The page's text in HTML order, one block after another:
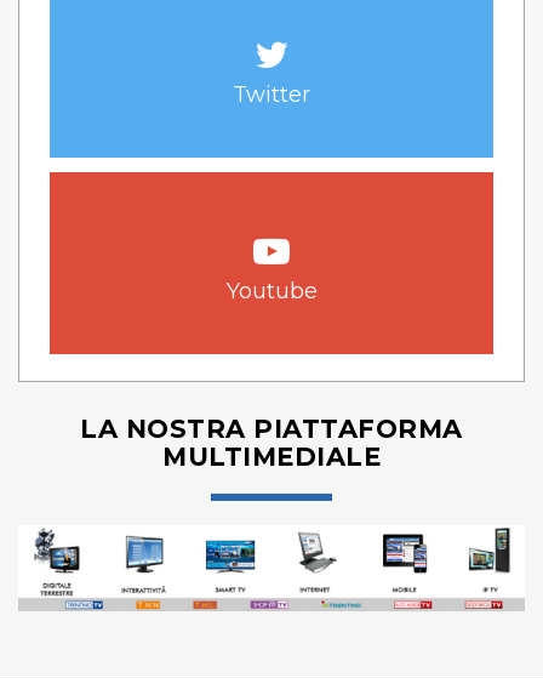
Twitter
Youtube
LA NOSTRA PIATTAFORMA
MULTIMEDIALE